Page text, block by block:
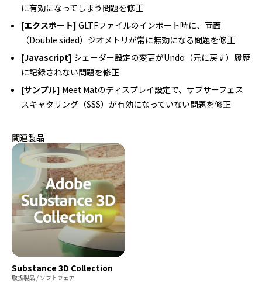
に有効になってしまう問題を修正
[エクスポート] GLTFファイルのインポート時に、両面
（Double sided）ジオメトリが常に無効になる問題を修正
[Javascript] シェーダー設定の変更がUndo（元に戻す）履歴
に記録されない問題を修正
[サンプル] Meet Matのディスプレイ設定で、サブサーフェス
スキャタリング（SSS）が有効になっていない問題を修正
関連製品
Substance 3D Collection
取扱製品 / ソフトウェア